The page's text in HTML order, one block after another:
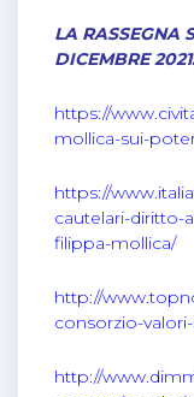
LA RASSEGNA
DICEMBRE
https://
mollica-sui-
https://
cautelari-diritto-
filippa-mollica/
http://
consorzio-
http://